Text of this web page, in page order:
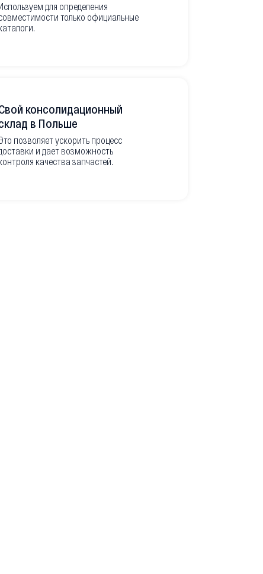
для определения
только официальные
консолидационный
в Польше
позволяет ускорить процесс
и дает возможность
качества запчастей.